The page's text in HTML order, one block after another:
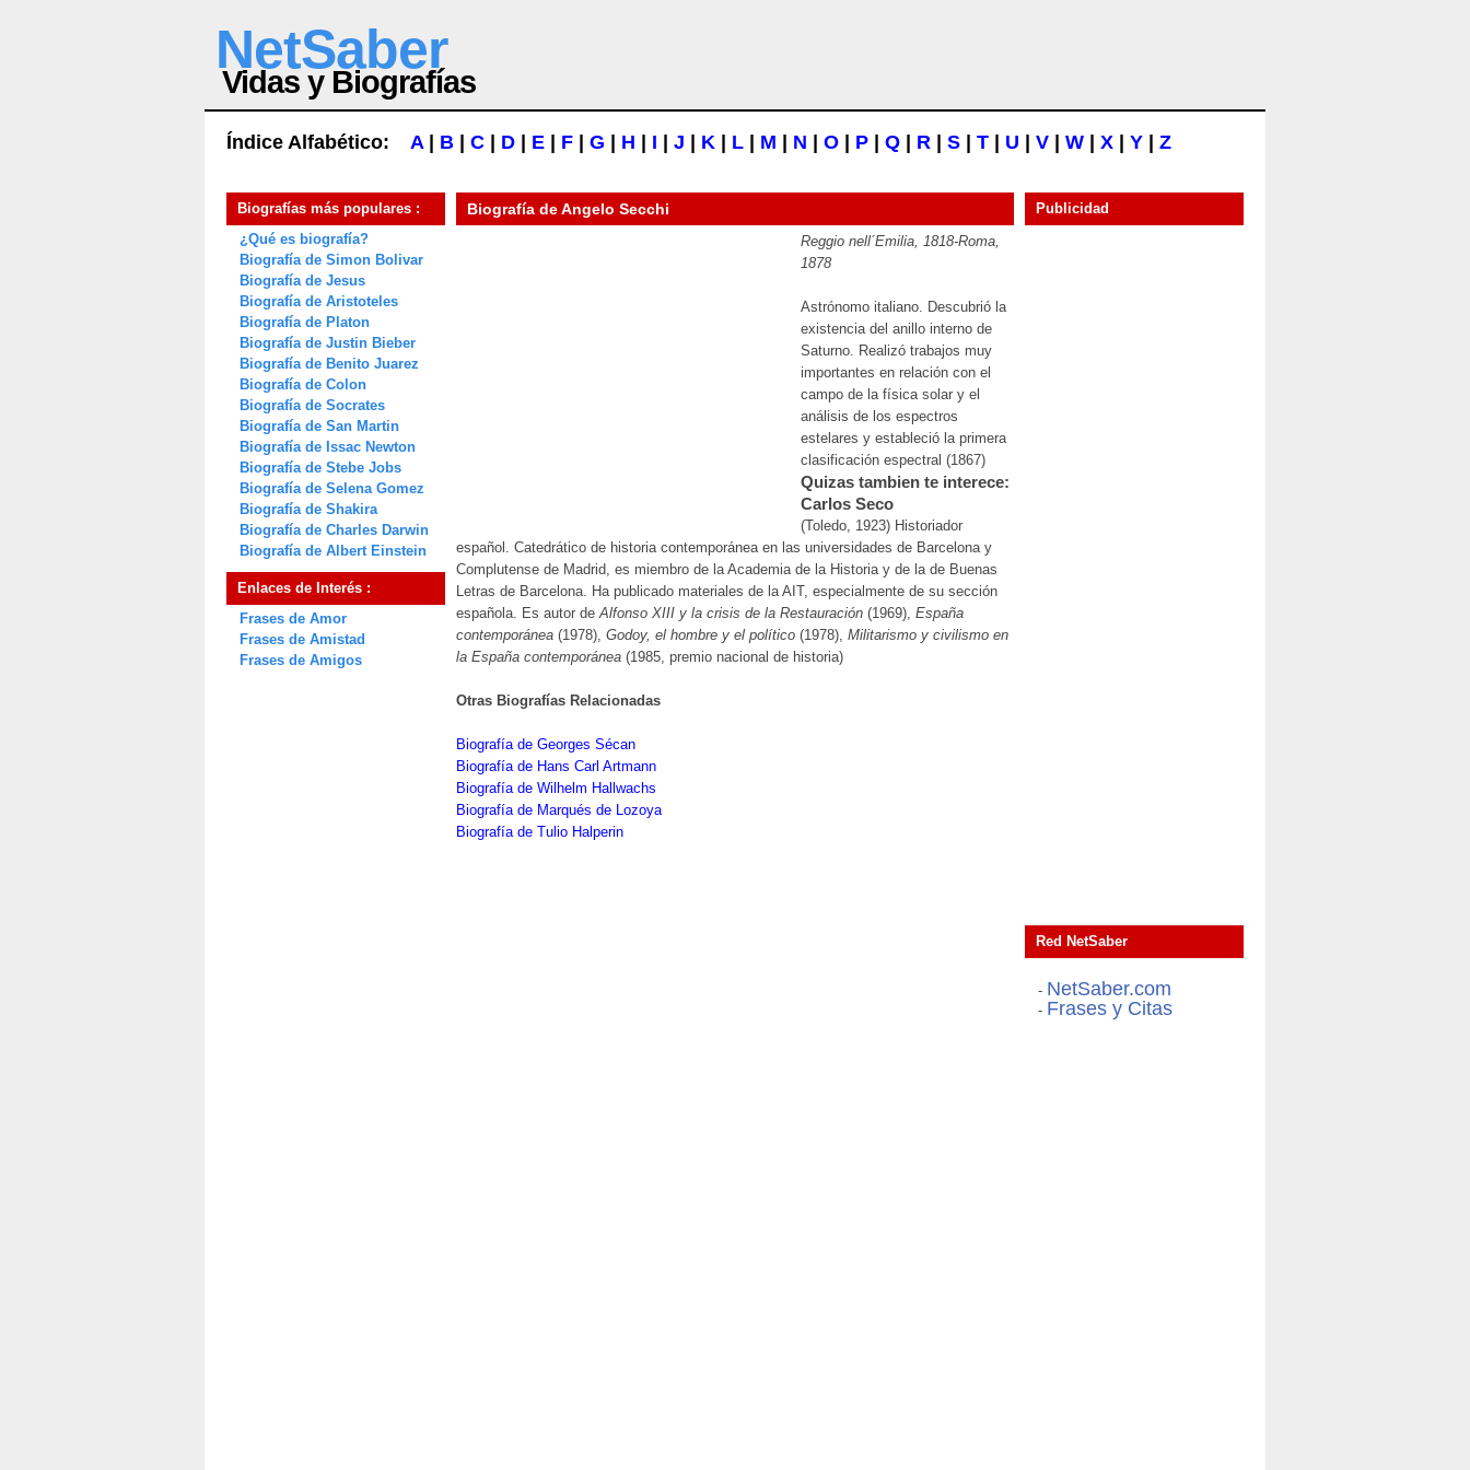
NetSaber
Vidas y Biografías
Índice Alfabético: A| B C D E F G H I J K L M N O P Q R S T U V W X Y Z
Biografías más populares :
¿Qué es biografía?
Biografía de Simon Bolivar
Biografía de Jesus
Biografía de Aristoteles
Biografía de Platon
Biografía de Justin Bieber
Biografía de Benito Juarez
Biografía de Colon
Biografía de Socrates
Biografía de San Martin
Biografía de Issac Newton
Biografía de Stebe Jobs
Biografía de Selena Gomez
Biografía de Shakira
Biografía de Charles Darwin
Biografía de Albert Einstein
Enlaces de Interés :
Frases de Amor
Frases de Amistad
Frases de Amigos
Biografía deAngelo Secchi
Reggio nell´Emilia, 1818-Roma,
1878
Astrónomo italiano. Descubrió la
existencia del anillo interno de
Saturno. Realizó trabajos muy
importantes en relación con el
campo de la física solar y el
análisis de los espectros
estelares y estableció la primera
clasificación espectral (1867)
Quizas tambien te interece:
Carlos Seco
(Toledo, 1923) Historiador
español. Catedrático de historia contemporánea en las universidades de Barcelona y
Complutense de Madrid, es miembro de la Academia de la Historia y de la de Buenas
Letras de Barcelona. Ha publicado materiales de la AIT, especialmente de su sección
española. Es autor deAlfonso XIII y la crisis de la Restauración (1969), España
contemporánea (1978), Godoy, el hombre y el político (1978), Militarismo y civilismo en
la España contemporánea (1985, premio nacional de historia)
Otras Biografías Relacionadas
Biografía de Georges Sécan
Biografía de Hans Carl Artmann
Biografía de Wilhelm Hallwachs
Biografía de Marqués de Lozoya
Biografía de Tulio Halperin
Publicidad
Red NetSaber
- NetSaber.com
- Frases y Citas